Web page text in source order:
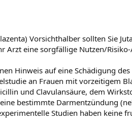
Vorsichthalber sollten Sie
Arzt eine sorgfällige Nutzen/
Hinweis auf eine Schädigung
an Frauen mit vorzeitigem
und Clavulansäure, dem
bestimmte Darmentzündung
Studien haben keine